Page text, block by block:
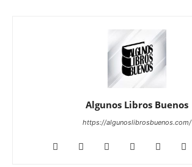
Algunos Libros Buenos
https://algunoslibrosbuenos.com/